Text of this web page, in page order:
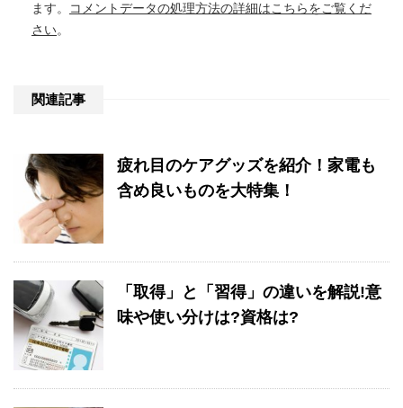
ます。
コメントデータの処理方法の詳細はこちらをご覧くだ
さい。
関連記事
疲れ目のケアグッズを紹介！家電も
含め良いものを大特集！
「取得」と「習得」の違いを解説!意
味や使い分けは?資格は?